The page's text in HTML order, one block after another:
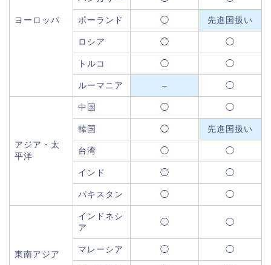
ヨーロッパ ポーランド ◯ 先進国扱い
ロシア ◯ ◯
トルコ ◯ ◯
ルーマニア – ◯
アジア・太
平洋
中国 ◯ ◯
韓国 ◯ 先進国扱い
台湾 ◯ ◯
インド ◯ ◯
パキスタン ◯ ◯
東南アジア
インドネシ
ア
◯ ◯
マレーシア ◯ ◯